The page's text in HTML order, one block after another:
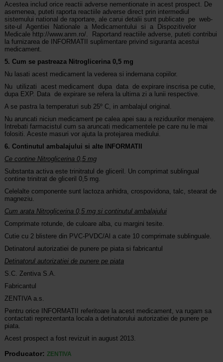
Acestea includ orice reactii adverse nementionate in acest prospect. De
asemenea, puteti raporta reactiile adverse direct prin intermediul
sistemului national de raportare, ale carui detalii sunt publicate pe web-
site-ul Agentiei Nationale a Medicamentului si a Dispozitivelor
Medicale http://www.anm.ro/. Raportand reactiile adverse, puteti contribui
la furnizarea de INFORMATII suplimentare privind siguranta acestui
medicament.
5. Cum se pastreaza Nitroglicerina 0,5 mg
Nu lasati acest medicament la vederea si indemana copiilor.
Nu utilizati acest medicament dupa data de expirare inscrisa pe cutie,
dupa EXP. Data de expirare se refera la ultima zi a lunii respective.
A se pastra la temperaturi sub 25º C, in ambalajul original.
Nu aruncati niciun medicament pe calea apei sau a reziduurilor menajere.
Intrebati farmacistul cum sa aruncati medicamentele pe care nu le mai
folositi. Aceste masuri vor ajuta la protejarea mediului.
6. Continutul ambalajului si alte INFORMATII
Ce contine Nitroglicerina 0,5 mg
Substanta activa este trinitratul de gliceril. Un comprimat sublingual
contine trinitrat de gliceril 0,5 mg.
Celelalte componente sunt lactoza anhidra, crospovidona, talc, stearat de
magneziu.
Cum arata Nitroglicerina 0,5 mg si continutul ambalajului
Comprimate rotunde, de culoare alba, cu margini tesite.
Cutie cu 2 blistere din PVC-PVDC/Al a cate 10 comprimate sublinguale.
Detinatorul autorizatiei de punere pe piata si fabricantul
Detinatorul autorizatiei de punere pe piata
S.C. Zentiva S.A.
Fabricantul
ZENTIVA a.s.
Pentru orice INFORMATII referitoare la acest medicament, va rugam sa
contactati reprezentanta locala a detinatorului autorizatiei de punere pe
piata.
Acest prospect a fost revizuit in august 2013.
Producator: ZENTIVA